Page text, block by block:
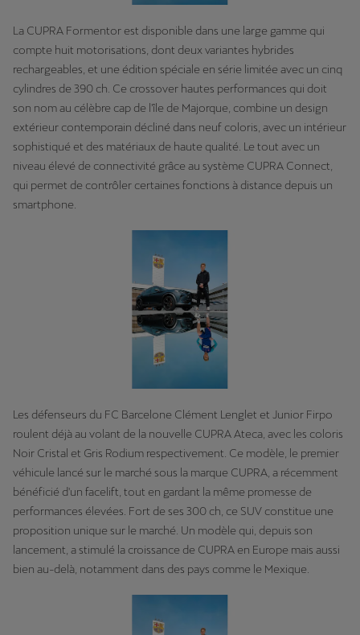
La CUPRA Formentor est disponible dans une large gamme qui
compte huit motorisations, dont deux variantes hybrides
rechargeables, et une édition spéciale en série limitée avec un cinq
cylindres de 390 ch. Ce crossover hautes performances qui doit
son nom au célèbre cap de l'île de Majorque, combine un design
extérieur contemporain décliné dans neuf coloris, avec un intérieur
sophistiqué et des matériaux de haute qualité. Le tout avec un
niveau élevé de connectivité grâce au système CUPRA Connect,
qui permet de contrôler certaines fonctions à distance depuis un
smartphone.
Les défenseurs du FC Barcelone Clément Lenglet et Junior Firpo
roulent déjà au volant de la nouvelle CUPRA Ateca, avec les coloris
Noir Cristal et Gris Rodium respectivement. Ce modèle, le premier
véhicule lancé sur le marché sous la marque CUPRA, a récemment
bénéficié d'un facelift, tout en gardant la même promesse de
performances élevées. Fort de ses 300 ch, ce SUV constitue une
proposition unique sur le marché. Un modèle qui, depuis son
lancement, a stimulé la croissance de CUPRA en Europe mais aussi
bien au-delà, notamment dans des pays comme le Mexique.